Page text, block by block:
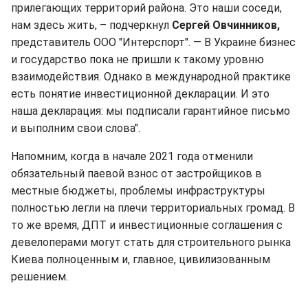
прилегающих территорий района. Это наши соседи,
нам здесь жить, – подчеркнул Сергей Овчинников,
представитель ООО "Интерспорт". — В Украине бизнес
и государство пока не пришли к такому уровню
взаимодействия. Однако в международной практике
есть понятие инвестиционной декларации. И это
наша декларация: мы подписали гарантийное письмо
и выполним свои слова".
Напомним, когда в начале 2021 года отменили
обязательный паевой взнос от застройщиков в
местные бюджеты, проблемы инфраструктуры
полностью легли на плечи территориальных громад. В
то же время, ДПТ и инвестиционные соглашения с
девелоперами могут стать для строительного рынка
Киева полноценным и, главное, цивилизованным
решением.